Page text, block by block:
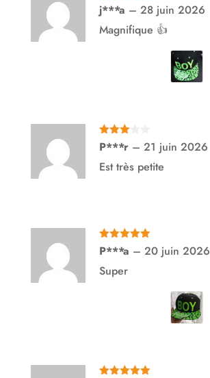
Note5
sur
5j***a – 28 juin 2026
Magnifique 👍
Note3
sur 5
P***r – 21 juin 2026
Est très petite
Note5sur
5P***a – 20 juin 2026
Super